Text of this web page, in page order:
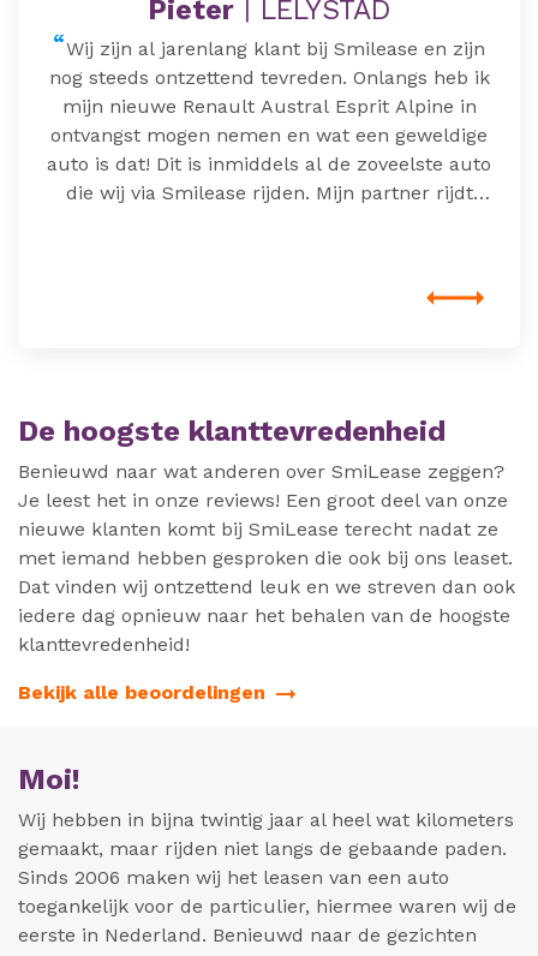
Pieter LELYSTAD
Wij zijn al jarenlang klant bij Smilease en zijn
nog steeds ontzettend tevreden. Onlangs heb ik
mijn nieuwe Renault Austral Esprit Alpine in
ontvangst mogen nemen en wat een geweldige
auto is dat! Dit is inmiddels al de zoveelste auto
die wij via Smilease rijden. Mijn partner rijdt
met je mee. Dat persoonlijke contact en de
betrouwbare leasemaatschappij met
uitstekende service. Bedankt weer voor de fijne
samenwerking!
De hoogste klanttevredenheid
Benieuwd naar wat anderen over SmiLease zeggen?
Je leest het in onze reviews! Een groot deel van onze
nieuwe klanten komt bij SmiLease terecht nadat ze
met iemand hebben gesproken die ook bij ons leaset.
Dat vinden wij ontzettend leuk en we streven dan ook
iedere dag opnieuw naar het behalen van de hoogste
klanttevredenheid!
Bekijk alle beoordelingen
Moi!
Wij hebben in bijna twintig jaar al heel wat kilometers
gemaakt, maar rijden niet langs de gebaande paden.
Sinds 2006 maken wij het leasen van een auto
toegankelijk voor de particulier, hiermee waren wij de
eerste in Nederland. Benieuwd naar de gezichten